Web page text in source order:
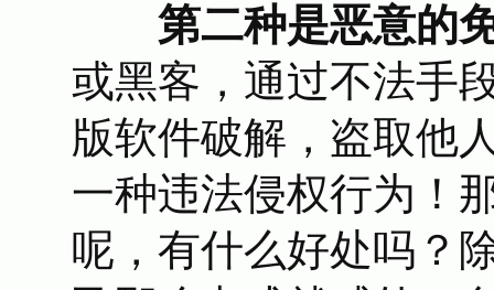
第二种是恶意的
或黑客，通过不法手
版软件破解，盗取他
一种违法侵权行为！
呢，有什么好处吗？